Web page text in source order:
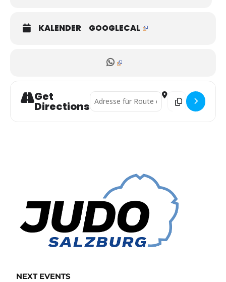
KALENDER GOOGLECAL
Get
Directions
Address - ÖsterreichischeDestination
NEXT EVENTS